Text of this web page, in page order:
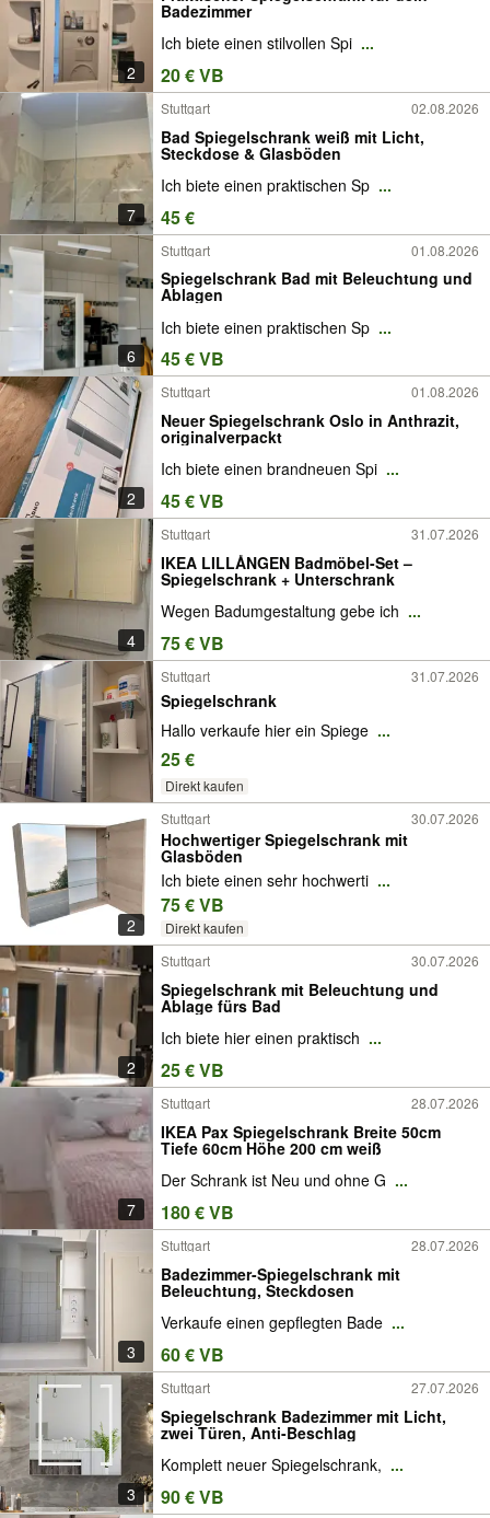
2
Badezimmer
Ich biete einen stilvollen Spi ...
20 € VB
7
Stuttgart 02.08.2026
Bad Spiegelschrank weiß mit Licht,
Steckdose & Glasböden
Ich biete einen praktischen Sp ...
45 €
6
Stuttgart 01.08.2026
Spiegelschrank Bad mit Beleuchtung und
Ablagen
Ich biete einen praktischen Sp ...
45 € VB
2
Stuttgart 01.08.2026
Neuer Spiegelschrank Oslo in Anthrazit,
originalverpackt
Ich biete einen brandneuen Spi ...
45 € VB
4
Stuttgart 31.07.2026
IKEA LILLÅNGEN Badmöbel-Set –
Spiegelschrank + Unterschrank
Wegen Badumgestaltung gebe ich ...
75 € VB
Stuttgart 31.07.2026
Spiegelschrank
Hallo verkaufe hier ein Spiege ...
25 €
Direkt kaufen
2
Stuttgart 30.07.2026
Hochwertiger Spiegelschrank mit
Glasböden
Ich biete einen sehr hochwerti ...
75 € VB
Direkt kaufen
2
Stuttgart 30.07.2026
Spiegelschrank mit Beleuchtung und
Ablage fürs Bad
Ich biete hier einen praktisch ...
25 € VB
7
Stuttgart 28.07.2026
IKEA Pax Spiegelschrank Breite 50cm
Tiefe 60cm Höhe 200 cm weiß
Der Schrank ist Neu und ohne G ...
180 € VB
3
Stuttgart 28.07.2026
Badezimmer-Spiegelschrank mit
Beleuchtung, Steckdosen
Verkaufe einen gepflegten Bade ...
60 € VB
3
Stuttgart 27.07.2026
Spiegelschrank Badezimmer mit Licht,
zwei Türen, Anti-Beschlag
Komplett neuer Spiegelschrank, ...
90 € VB